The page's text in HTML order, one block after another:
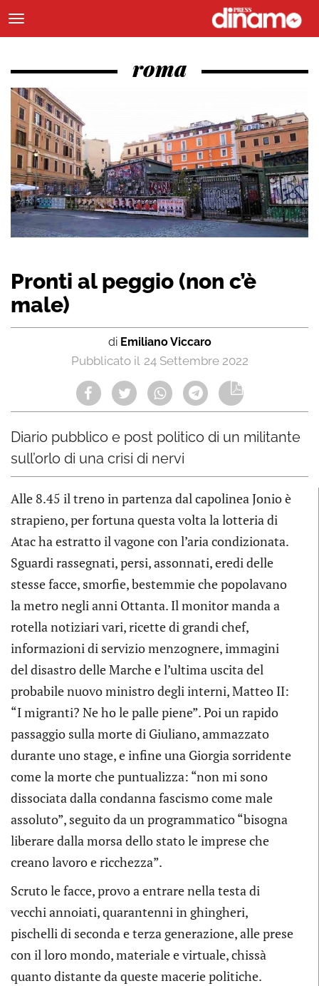
roma
Pronti al peggio (non c’è
male)
di Emiliano Viccaro
24 Settembre 2022
Diario pubblico e post politico di un militante
sull’orlo di una crisi di nervi
Alle 8.45 il treno in partenza dal capolinea Jonio è
strapieno, per fortuna questa volta la lotteria di
Atac ha estratto il vagone con l’aria condizionata.
Sguardi rassegnati, persi, assonnati, eredi delle
stesse facce, smorfie, bestemmie che popolavano
la metro negli anni Ottanta. Il monitor manda a
rotella notiziari vari, ricette di grandi chef,
informazioni di servizio menzognere, immagini
del disastro delle Marche e l’ultima uscita del
probabile nuovo ministro degli interni, Matteo II:
“I migranti? Ne ho le palle piene”. Poi un rapido
passaggio sulla morte di Giuliano, ammazzato
durante uno stage, e infine una Giorgia sorridente
come la morte che puntualizza: “non mi sono
dissociata dalla condanna fascismo come male
assoluto”, seguito da un programmatico “bisogna
liberare dalla morsa dello stato le imprese che
creano lavoro e ricchezza”.
Scruto le facce, provo a entrare nella testa di
vecchi annoiati, quarantenni in ghingheri,
pischelli di seconda e terza generazione, alle prese
con il loro mondo, materiale e virtuale, chissà
quanto distante da queste macerie politiche.